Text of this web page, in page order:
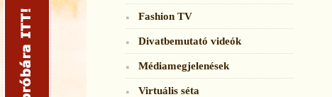
Fashion TV
Divatbemutató videók
Médiamegjelenések
Virtuális séta